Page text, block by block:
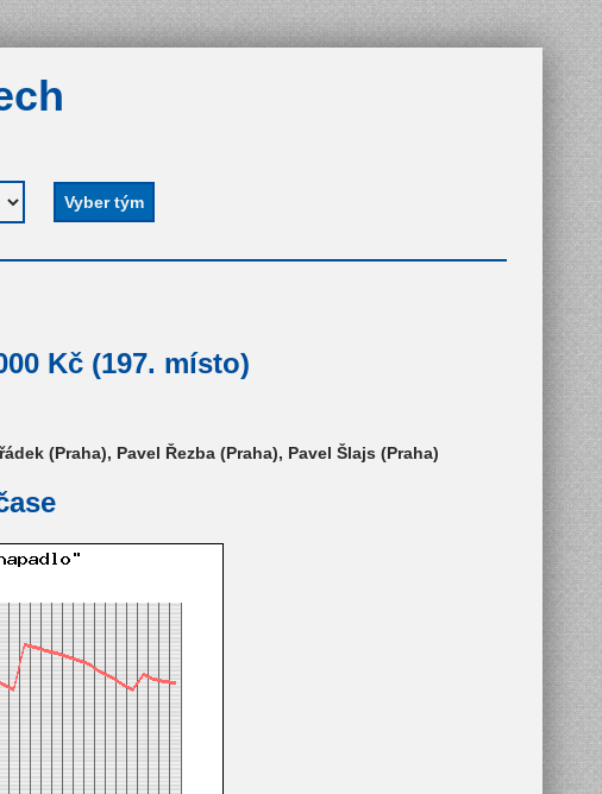
Kč (197. místo)
(Praha), Pavel Řezba (Praha), Pavel Šlajs (Praha)